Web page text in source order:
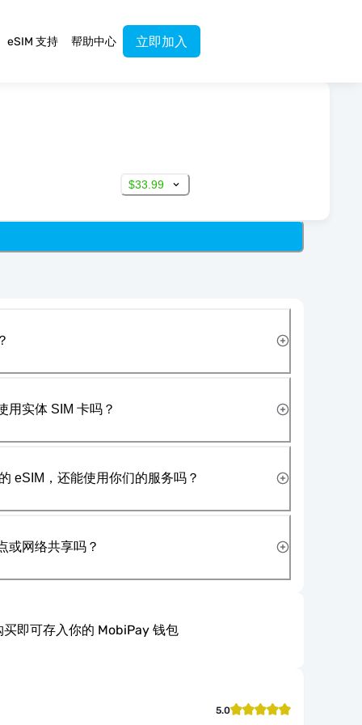
eSIM 支持 帮助中心 立即加入
$33.99
用实体 SIM 卡吗？
eSIM，还能使用你们的服务吗？
或网络共享吗？
买即可存入你的 MobiPay 钱包
5.0